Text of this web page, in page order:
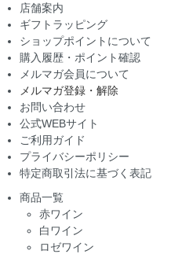
店舗案内
ギフトラッピング
ショップポイントについて
購入履歴・ポイント確認
メルマガ会員について
メルマガ登録・解除
お問い合わせ
公式WEBサイト
ご利用ガイド
プライバシーポリシー
特定商取引法に基づく表記
商品一覧
赤ワイン
白ワイン
ロゼワイン